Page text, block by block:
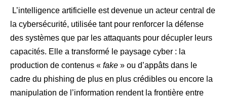
L’intelligence artificielle est devenue un acteur central de
la cybersécurité, utilisée tant pour renforcer la défense
des systèmes que par les attaquants pour décupler leurs
capacités. Elle a transformé le paysage cyber : la
production de contenus « fake » ou d’appâts dans le
cadre du phishing de plus en plus crédibles ou encore la
manipulation de l’information rendent la frontière entre